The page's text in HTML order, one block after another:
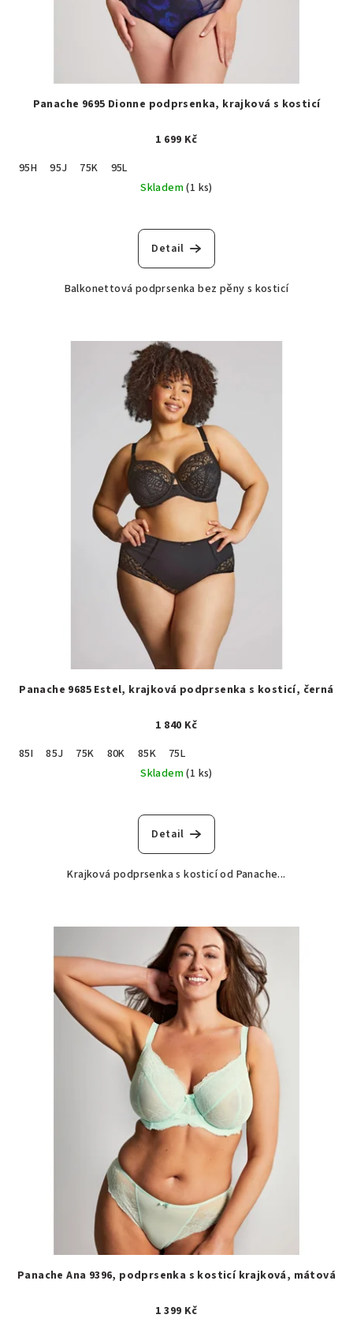
Panache 9695 Dionne podprsenka, krajková s kosticí
1 699 Kč
95H
95J 75K
95L
Skladem(1 ks)
Detail
Balkonettová podprsenka bez pěny s kosticí
Panache 9685 Estel, krajková podprsenka s kosticí, černá
1 840 Kč
85I
85J 75K 80K 85K
75L
Skladem(1 ks)
Detail
Krajková podprsenka s kosticí od Panache...
Panache Ana 9396, podprsenka s kosticí krajková, mátová
1 399 Kč